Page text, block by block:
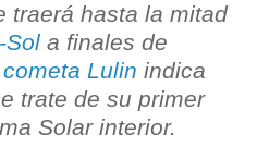
traerá hasta la mitad
Sol a finales de
Lulin indica
trate de su primer
Solar interior.